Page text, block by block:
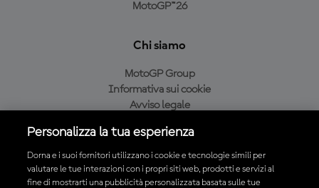
MotoGP™26
Chi siamo
MotoGP Group
Informativa sui cookie
Avviso legale
Condizioni di acquisto
Personalizza la tua esperienza
Dorna e i suoi fornitori utilizzano i cookie e tecnologie simili per
valutare le tue interazioni con i propri siti web, prodotti e servizi al
fine di mostrarti una pubblicità personalizzata basata sulle tue